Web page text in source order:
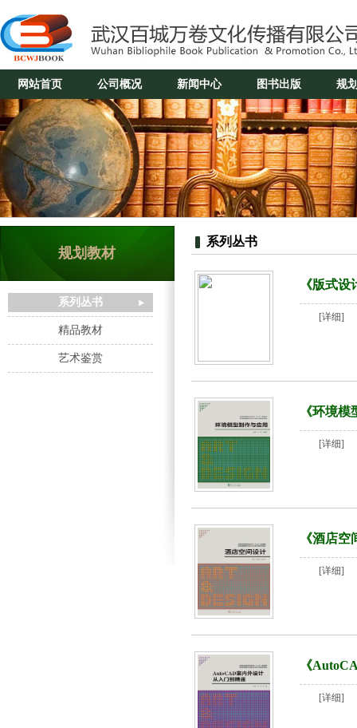
网站首页 公司概况 新闻中心 图书出版 规
规划教材
系列丛书
精品教材
艺术鉴赏
系列丛书
《版式
[详细]
《环境
[详细]
《酒店
[详细]
《
[详细]